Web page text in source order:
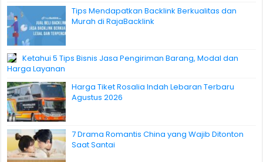
Tips Mendapatkan Backlink Berkualitas dan
Murah di RajaBacklink
Ketahui 5 Tips Bisnis Jasa Pengiriman Barang, Modal dan
Harga Layanan
Harga Tiket Rosalia Indah Lebaran Terbaru
Agustus 2026
7 Drama Romantis China yang Wajib Ditonton
Saat Santai